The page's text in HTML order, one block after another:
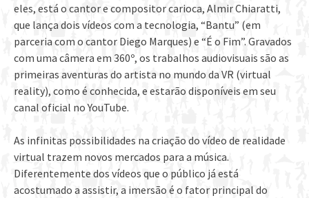
eles, está o cantor e compositor carioca, Almir Chiaratti,
que lança dois vídeos com a tecnologia, “Bantu” (em
parceria com o cantor Diego Marques) e “É o Fim”. Gravados
com uma câmera em 360º, os trabalhos audiovisuais são as
primeiras aventuras do artista no mundo da VR (virtual
reality), como é conhecida, e estarão disponíveis em seu
canal oficial no YouTube.
As infinitas possibilidades na criação do vídeo de realidade
virtual trazem novos mercados para a música.
Diferentemente dos vídeos que o público já está
acostumado a assistir, a imersão é o fator principal do